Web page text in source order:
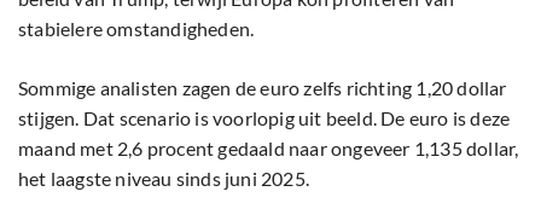
stabielere omstandigheden.
Sommige analisten zagen de euro zelfs richting 1,20 dollar
stijgen. Dat scenario is voorlopig uit beeld. De euro is deze
maand met 2,6 procent gedaald naar ongeveer 1,135 dollar,
het laagste niveau sinds juni 2025.